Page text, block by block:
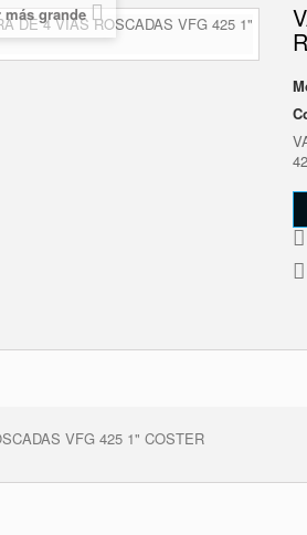
más grande
VFG 425 1" COSTER